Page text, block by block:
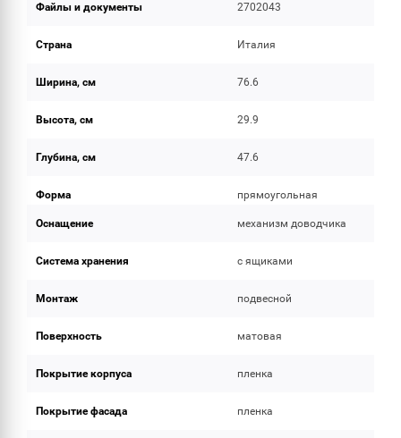
Файлы и документы 2702043
Страна Италия
Ширина, см 76.6
Высота, см 29.9
Глубина, см 47.6
Форма прямоугольная
Оснащение механизм доводчика
Система хранения с ящиками
Монтаж подвесной
Поверхность матовая
Покрытие корпуса пленка
Покрытие фасада пленка